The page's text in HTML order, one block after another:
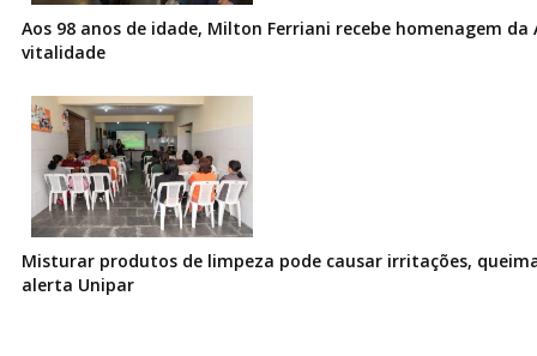
Aos 98 anos de idade, Milton Ferriani recebe homenagem da
vitalidade
Misturar produtos de limpeza pode causar irritações,
alerta Unipar